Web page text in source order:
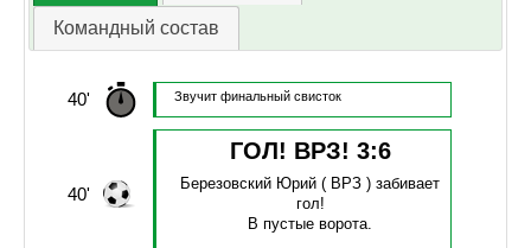
Командный состав
40' Звучит финальный свисток
40'
ГОЛ! ВРЗ! 3:6
Березовский Юрий ( ВРЗ )забивает
гол!
В пустые ворота.